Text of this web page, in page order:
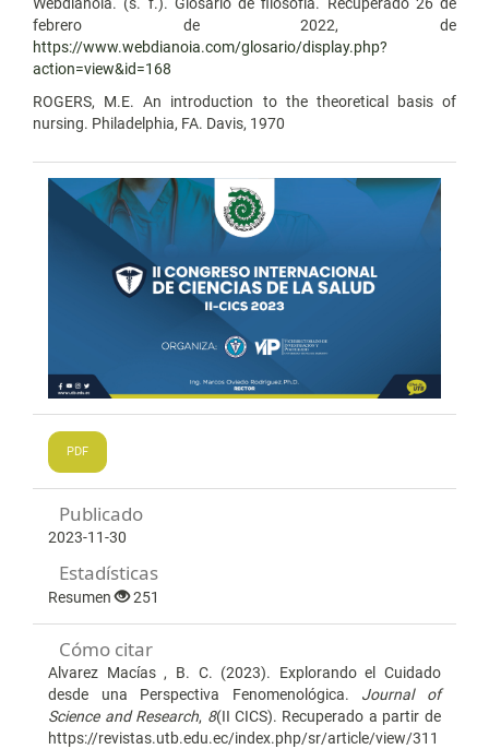
Webdianoia. (s. f.). Glosario de filosofía. Recuperado 26 de
febrero de 2022, de
https://www.webdianoia.com/glosario/display.php?
action=view&id=168
ROGERS, M.E. An introduction to the theoretical basis of
nursing. Philadelphia, FA. Davis, 1970
PDF
Publicado
2023-11-30
Estadísticas
Resumen 251
Cómo citar
Alvarez Macías , B. C. (2023). Explorando el Cuidado
desde una Perspectiva Fenomenológica. Journal of
Science and Research, 8(II CICS). Recuperado a partir de
https://revistas.utb.edu.ec/index.php/sr/article/view/311